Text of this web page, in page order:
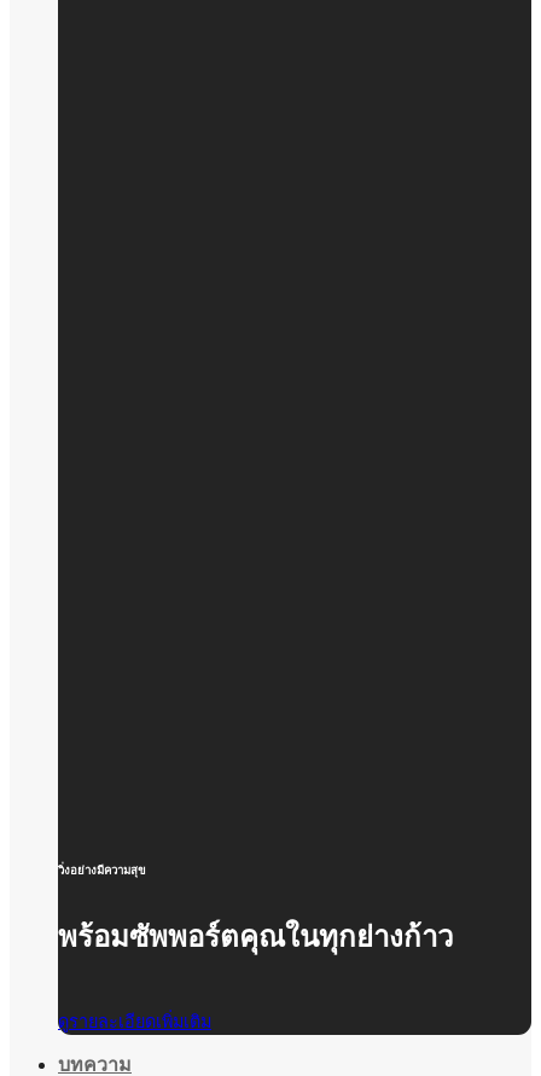
วิ่งอย่างมีความสุข
พร้อมซัพพอร์ตคุณในทุกย่างก้าว
ดูรายละเอียดเพิ่มเติม
บทความ